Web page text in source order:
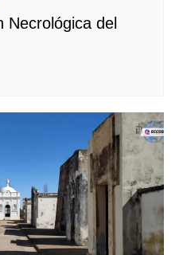
Necrológica del